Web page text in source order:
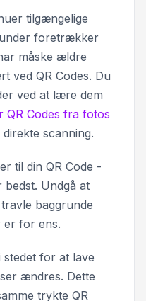
tilgængelige
foretrækker
måske ældre
ved QR Codes. Du
ved at lære dem
QR Codes fra fotos
scanning.
til din QR Code -
Undgå at
baggrunde
er for ens.
stedet for at lave
ændres. Dette
trykte QR